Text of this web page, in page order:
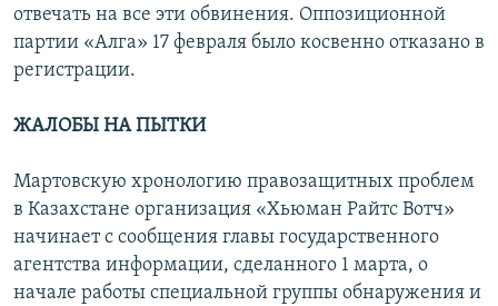
отвечать на все эти обвинения. Оппозиционной
партии «Алга» 17 февраля было косвенно отказано в
регистрации.
ЖАЛОБЫ НА ПЫТКИ
Мартовскую хронологию правозащитных проблем
в Казахстане организация «Хьюман Райтс Вотч»
начинает с сообщения главы государственного
агентства информации, сделанного 1 марта, о
начале работы специальной группы обнаружения и